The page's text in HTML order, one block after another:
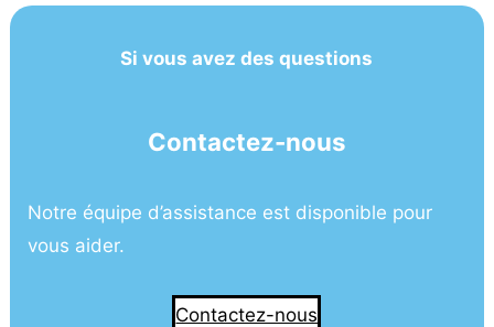
Si vous avez des questions
Contactez-nous
Notre équipe d’assistance est disponible pour
vous aider.
Contactez-nous